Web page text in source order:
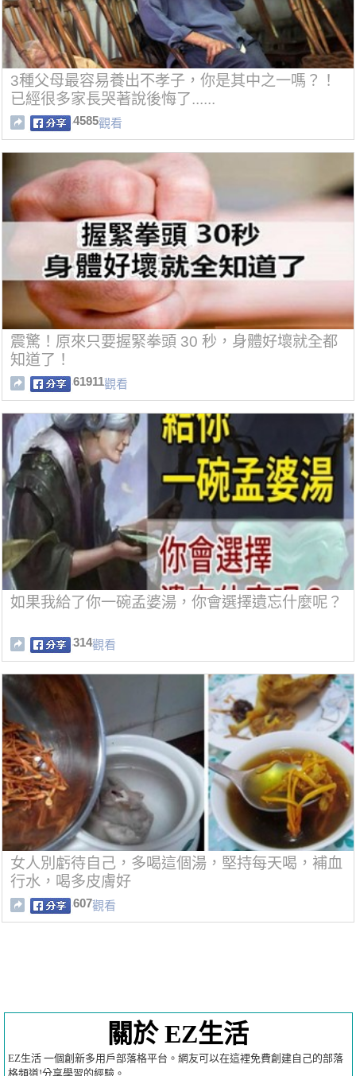
3種父母最容易養出不孝子，你是其中之一嗎？！
已經很多家長哭著說後悔了......
4585觀看
震驚！原來只要握緊拳頭 30 秒，身體好壞就全都
知道了！
61911觀看
如果我給了你一碗孟婆湯，你會選擇遺忘什麼呢？
314觀看
女人別虧待自己，多喝這個湯，堅持每天喝，補血
行水，喝多皮膚好
607觀看
關於 EZ生活
EZ生活 一個創新多用戶部落格平台。網友可以在這裡免費創建自己的部落
格頻道!分享學習的經驗。